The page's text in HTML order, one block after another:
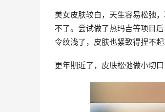
美女皮肤较白，天生容易松弛
不了。尝试做了热玛吉等项目
令纹浅了，皮肤也紧致得捏不
更年期近了，皮肤松弛做小切口